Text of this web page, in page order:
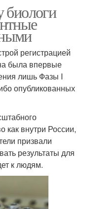
биологи
регистрацией
была впервые
лишь Фазы I
опубликованных
как внутри России,
призвали
результаты для
к людям.